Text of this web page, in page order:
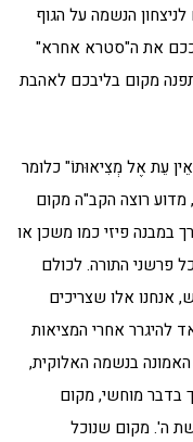
הנשמה על הגוף
את ה"סטרא אחרא"
מקום בליבכם לאהבת
עֵת אֶל מְצִיאוּתוֹ" כלומר
רוצה הקב"ה מקום
במבנה פיזי כמו משכן או
פרשני התורה. לכולם
אלו שצריכים
להיגרר אחרי המציאות
האמונה בנשמה האלוקית,
בדבר מוחשי, מקום
ה'. מקום שנוכל